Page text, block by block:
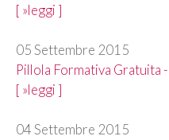
[ »leggi ]
05 Settembre 2015
Pillola Formativa Gratuita
[ »leggi ]
04 Settembre 2015